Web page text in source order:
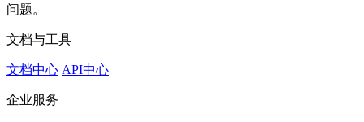
问题。
文档与工具
文档中心 API中心
企业服务